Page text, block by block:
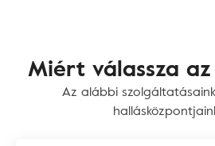
Miért válassza
Az alábbi